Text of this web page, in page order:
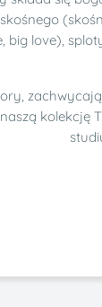
big love),
kolekcję